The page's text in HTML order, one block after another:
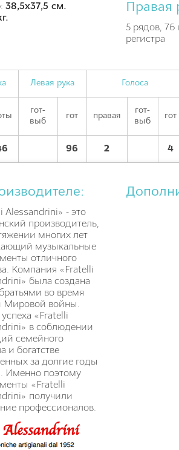
38,5х37,5 см.
Правая
5 рядов, 76
регистра
Левая рука Голоса
гот-
выб
гот правая
гот-
выб
гот
96 2 4
Alessandrini» - это
производитель,
многих лет
музыкальные
отличного
Компания «Fratelli
была создана
во время
Мировой войны.
успеха «Fratelli
в соблюдении
семейного
и богатстве
за долгие годы
Именно поэтому
«Fratelli
получили
профессионалов.